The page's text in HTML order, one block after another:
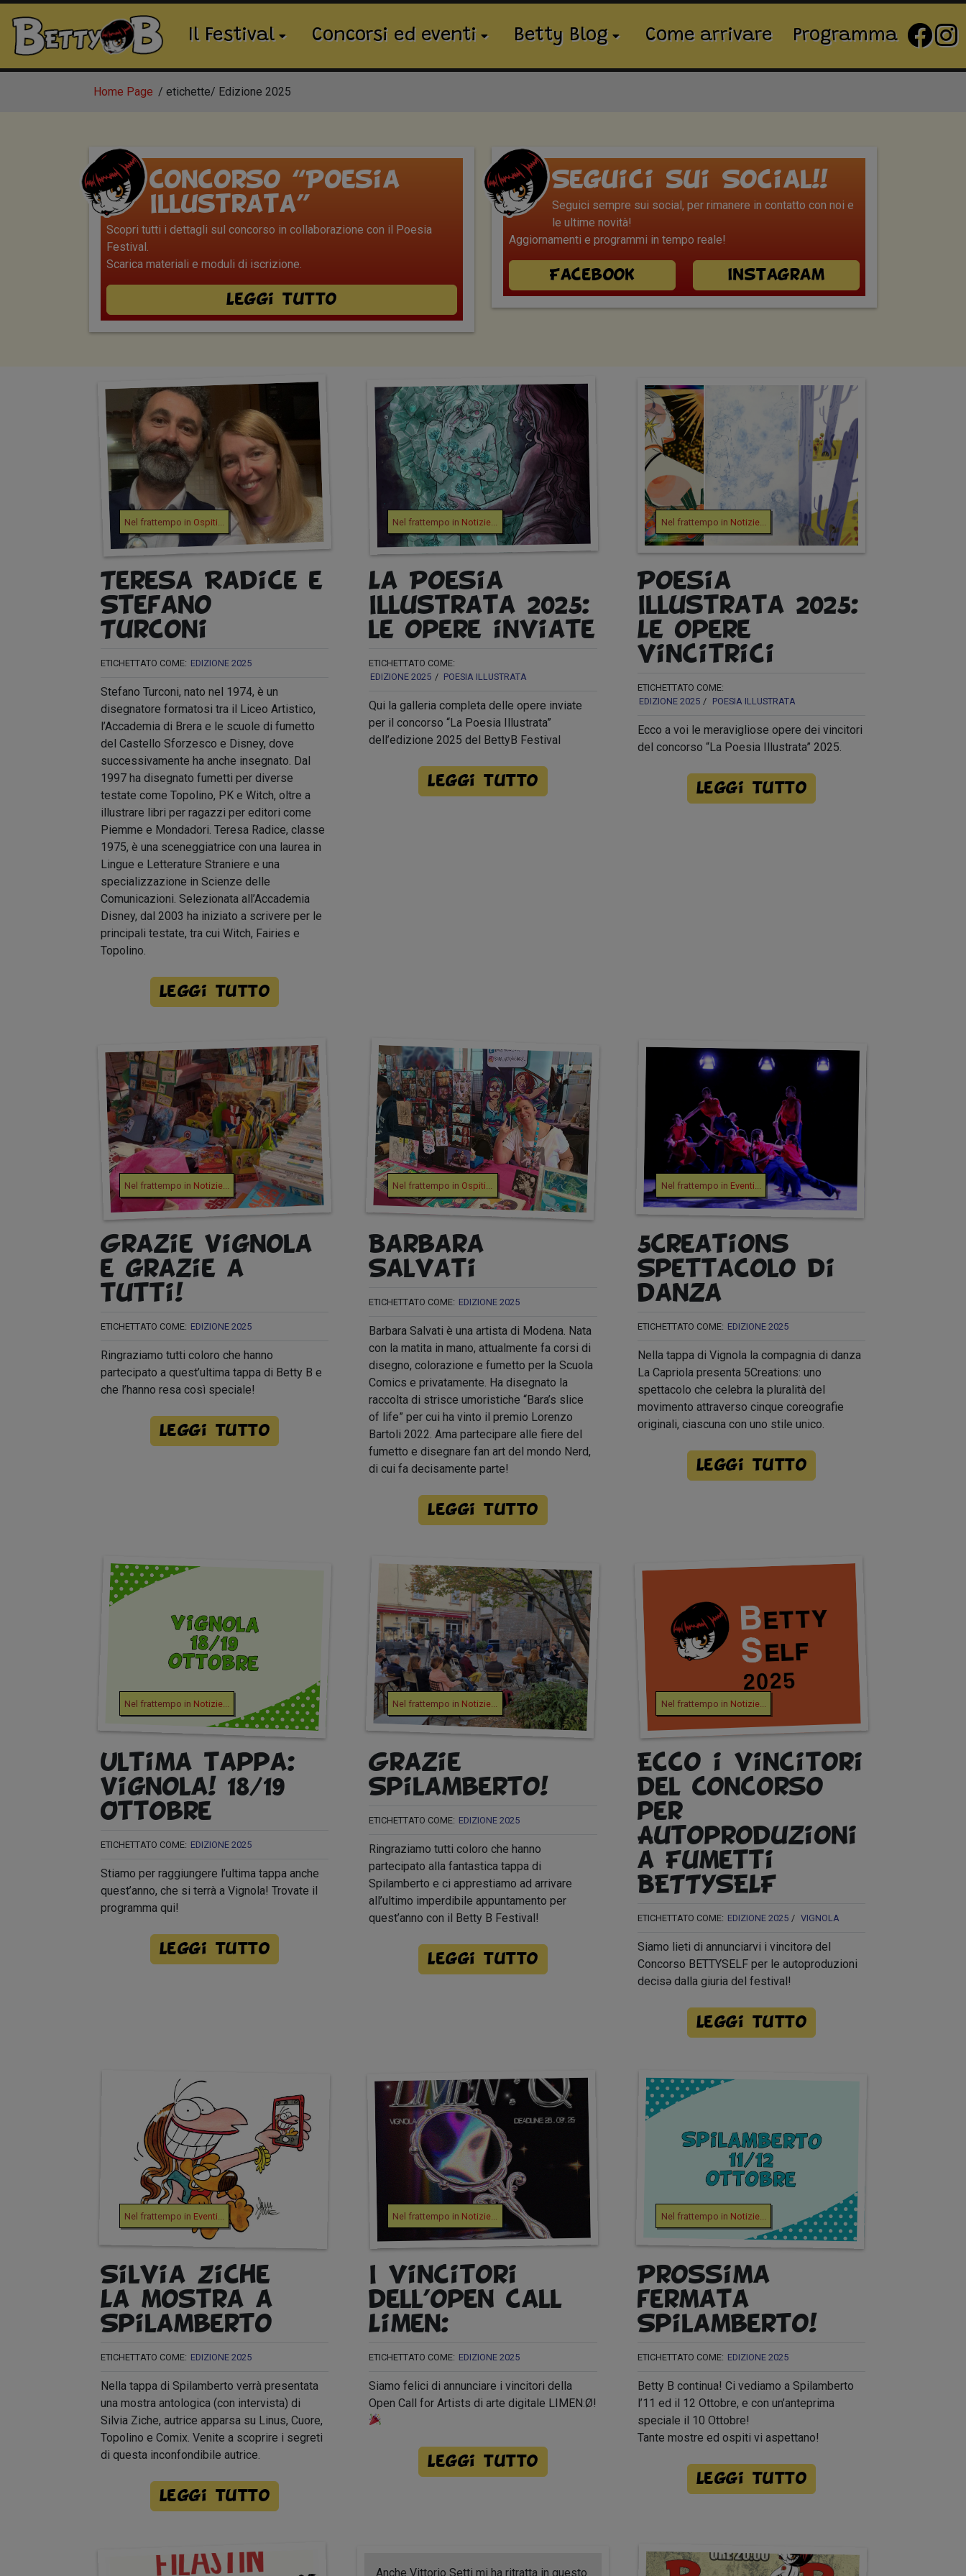
Il Festival Concorsi ed eventi Betty Blog Come arrivare Programma
Home Page etichette Edizione 2025
Concorso “Poesia
Illustrata”
Scopri tutti i dettagli sul concorso in collaborazione con il Poesia
Festival.
Scarica materiali e moduli di iscrizione.
Leggi tutto
Seguici sui Social!!
Seguici sempre sui social, per rimanere in contatto con noi e
le ultime novità!
Aggiornamenti e programmi in tempo reale!
Facebook Instagram
Nel frattempo in Ospiti
Teresa Radice e
Stefano
Turconi
ETICHETTATO COME: EDIZIONE 2025
Stefano Turconi, nato nel 1974, è un
disegnatore formatosi tra il Liceo Artistico,
l’Accademia di Brera e le scuole di fumetto
del Castello Sforzesco e Disney, dove
successivamente ha anche insegnato. Dal
1997 ha disegnato fumetti per diverse
testate come Topolino, PK e Witch, oltre a
illustrare libri per ragazzi per editori come
Piemme e Mondadori. Teresa Radice, classe
1975, è una sceneggiatrice con una laurea in
Lingue e Letterature Straniere e una
specializzazione in Scienze delle
Comunicazioni. Selezionata all’Accademia
Disney, dal 2003 ha iniziato a scrivere per le
principali testate, tra cui Witch, Fairies e
Topolino.
Leggi tutto
Nel frattempo in Notizie
La Poesia
Illustrata 2025:
le opere inviate
ETICHETTATO COME:
EDIZIONE 2025
POESIA ILLUSTRATA
Qui la galleria completa delle opere inviate
per il concorso “La Poesia Illustrata”
dell’edizione 2025 del BettyB Festival
Leggi tutto
Nel frattempo in Notizie...
Poesia
Illustrata 2025:
Le opere
vincitrici
ETICHETTATO COME:
EDIZIONE 2025
POESIA ILLUSTRATA
Ecco a voi le meravigliose opere dei vincitori
del concorso “La Poesia Illustrata” 2025.
Leggi tutto
Nel frattempo in Notizie...
Grazie Vignola
e grazie a
tutti!
ETICHETTATO COME: EDIZIONE 2025
Ringraziamo tutti coloro che hanno
partecipato a quest’ultima tappa di Betty B e
che l’hanno resa così speciale!
Leggi tutto
Nel frattempo in Ospiti
Barbara
Salvati
ETICHETTATO COME: EDIZIONE 2025
Barbara Salvati è una artista di Modena. Nata
con la matita in mano, attualmente fa corsi di
disegno, colorazione e fumetto per la Scuola
Comics e privatamente. Ha disegnato la
raccolta di strisce umoristiche “Bara’s slice
of life” per cui ha vinto il premio Lorenzo
Bartoli 2022. Ama partecipare alle fiere del
fumetto e disegnare fan art del mondo Nerd,
di cui fa decisamente parte!
Leggi tutto
Nel frattempo in Eventi
5Creations –
Spettacolo di
danza
ETICHETTATO COME: EDIZIONE 2025
Nella tappa di Vignola la compagnia di danza
La Capriola presenta 5Creations: uno
spettacolo che celebra la pluralità del
movimento attraverso cinque coreografie
originali, ciascuna con uno stile unico.
Leggi tutto
Nel frattempo in Notizie...
Ultima tappa:
Vignola! 18/19
Ottobre
ETICHETTATO COME: EDIZIONE 2025
Stiamo per raggiungere l’ultima tappa anche
quest’anno, che si terrà a Vignola! Trovate il
programma qui!
Leggi tutto
Nel frattempo in Notizie
Grazie
Spilamberto!
ETICHETTATO COME: EDIZIONE 2025
Ringraziamo tutti coloro che hanno
partecipato alla fantastica tappa di
Spilamberto e ci apprestiamo ad arrivare
all’ultimo imperdibile appuntamento per
quest’anno con il Betty B Festival!
Leggi tutto
Nel frattempo in Notizie...
Ecco i vincitori
del Concorso
per
Autoproduzioni
a Fumetti
BETTYSELF
ETICHETTATO COME: EDIZIONE 2025 VIGNOLA
Siamo lieti di annunciarvi i vincitorə del
Concorso BETTYSELF per le autoproduzioni
decisə dalla giuria del festival!
Leggi tutto
Nel frattempo in Eventi
Silvia Ziche –
La mostra a
Spilamberto
ETICHETTATO COME: EDIZIONE 2025
Nella tappa di Spilamberto verrà presentata
una mostra antologica (con intervista) di
Silvia Ziche, autrice apparsa su Linus, Cuore,
Topolino e Comix. Venite a scoprire i segreti
di questa inconfondibile autrice.
Leggi tutto
Nel frattempo in Notizie
I vincitori
dell’open call
Limen:Ø
ETICHETTATO COME: EDIZIONE 2025
Siamo felici di annunciare i vincitori della
Open Call for Artists di arte digitale LIMEN:Ø!
Leggi tutto
Nel frattempo in Notizie...
Prossima
fermata…
Spilamberto!
ETICHETTATO COME: EDIZIONE 2025
Betty B continua! Ci vediamo a Spilamberto
l’11 ed il 12 Ottobre, e con un’anteprima
speciale il 10 Ottobre!
Tante mostre ed ospiti vi aspettano!
Leggi tutto
Anche Vittorio Setti mi ha ritratta in questo